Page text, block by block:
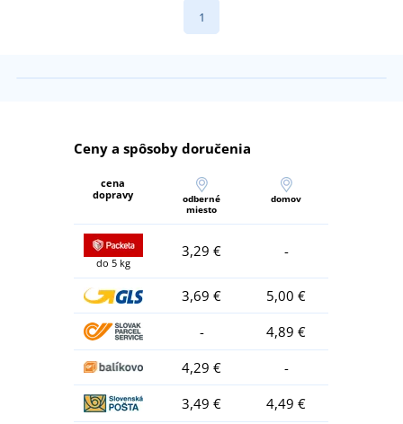
1
Ceny a spôsoby doručenia
cena
dopravy
odberné
miesto
domov
do 5 kg
3,29 € -
3,69 €
5,00 €
-
4,89 €
4,29 €
-
3,49 €
4,49 €